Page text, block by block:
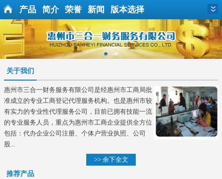
产品 简介 荣誉 新闻 版本选择
关于我们
惠州市三合一财务服务有限公司是经惠州市工商局批
准成立的专业工商登记代理服务机构。也是惠州市较
有实力的专业性代理服务公司，目前已拥有技能一流
的专业服务人员，重点为惠州市工商企业提供全方位
包括：代办企业公司注册、个体户营业执照、公司
股...
>> 余下全文
推荐产品